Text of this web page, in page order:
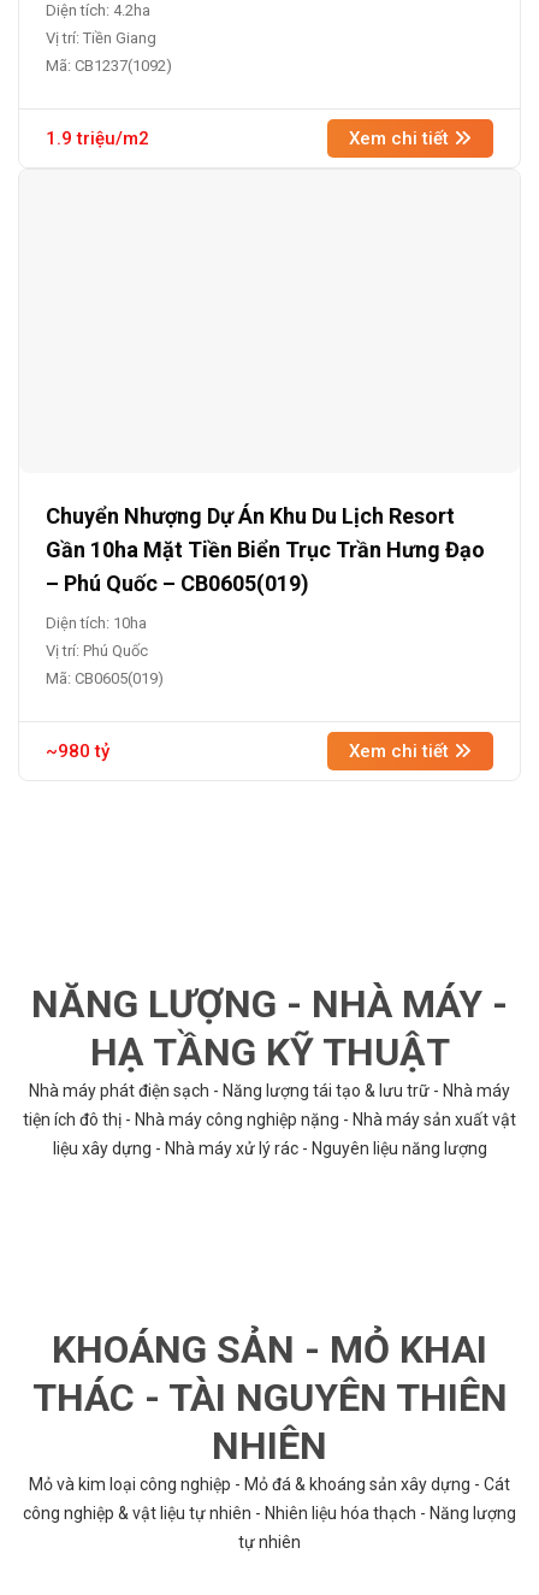
Diện tích: 4.2ha
Vị trí: Tiền Giang
Mã: CB1237(1092)
1.9 triệu/m2 Xem chi tiết
Chuyển Nhượng Dự Án Khu Du Lịch Resort
Gần 10ha Mặt Tiền Biển Trục Trần Hưng Đạo
– Phú Quốc – CB0605(019)
Diện tích: 10ha
Vị trí: Phú Quốc
Mã: CB0605(019)
~980 tỷ Xem chi tiết
NĂNG LƯỢNG - NHÀ MÁY -
HẠ TẦNG KỸ THUẬT
Nhà máy phát điện sạch - Năng lượng tái tạo & lưu trữ - Nhà máy
tiện ích đô thị - Nhà máy công nghiệp nặng - Nhà máy sản xuất vật
liệu xây dựng - Nhà máy xử lý rác - Nguyên liệu năng lượng
KHOÁNG SẢN - MỎ KHAI
THÁC - TÀI NGUYÊN THIÊN
NHIÊN
Mỏ và kim loại công nghiệp - Mỏ đá & khoáng sản xây dựng - Cát
công nghiệp & vật liệu tự nhiên - Nhiên liệu hóa thạch - Năng lượng
tự nhiên